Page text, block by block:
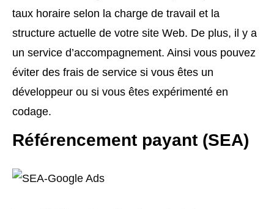
taux horaire selon la charge de travail et la
structure actuelle de votre site Web. De plus, il y a
un service d’accompagnement. Ainsi vous pouvez
éviter des frais de service si vous êtes un
développeur ou si vous êtes expérimenté en
codage.
Référencement payant (SEA)